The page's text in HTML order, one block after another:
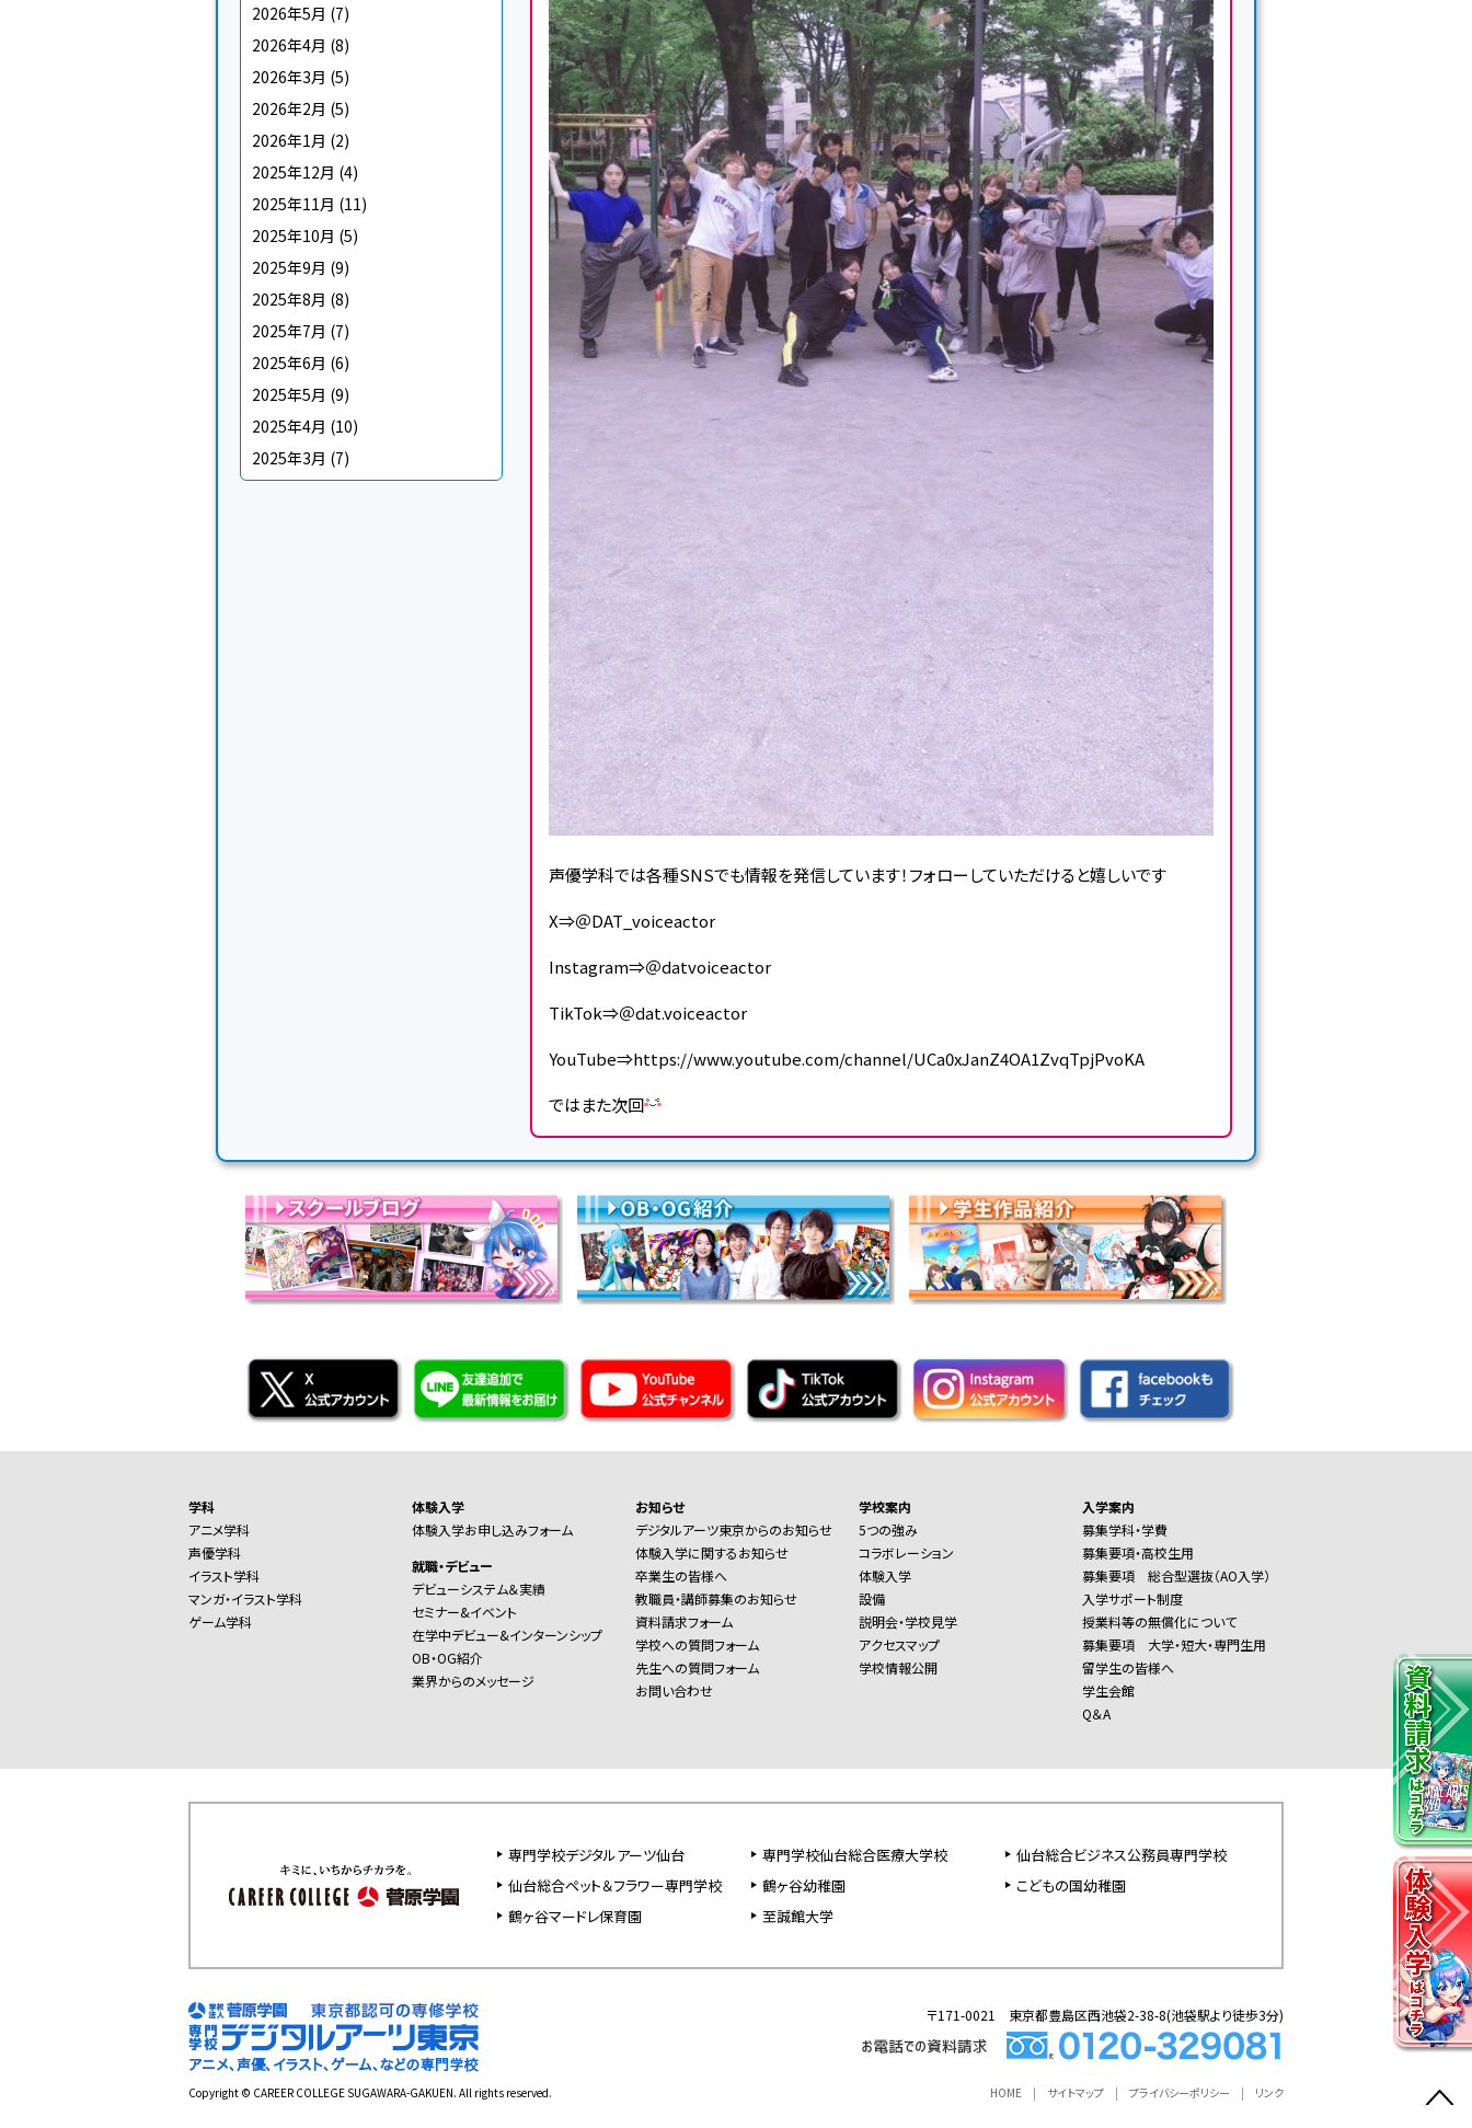
2026年5月 (7)
2026年4月 (8)
2026年3月 (5)
2026年2月 (5)
2026年1月 (2)
2025年12月 (4)
2025年11月 (11)
2025年10月 (5)
2025年9月 (9)
2025年8月 (8)
2025年7月 (7)
2025年6月 (6)
2025年5月 (9)
2025年4月 (10)
2025年3月 (7)
声優学科では各種SNSでも情報を発信しています！フォローしていただけると嬉しいです
X⇒＠DAT_voiceactor
Instagram⇒＠datvoiceactor
TikTok⇒＠dat.voiceactor
YouTube⇒https://www.youtube.com/channel/UCa0xJanZ4OA1ZvqTpjPvoKA
ではまた次回
学科
アニメ学科
声優学科
イラスト学科
マンガ・イラスト学科
ゲーム学科
体験入学
体験入学お申し込みフォーム
就職・デビュー
デビューシステム＆実績
セミナー&イベント
在学中デビュー&インターンシップ
OB・OG紹介
業界からのメッセージ
お知らせ
デジタルアーツ東京からのお知らせ
体験入学に関するお知らせ
卒業生の皆様へ
教職員・講師募集のお知らせ
資料請求フォーム
学校への質問フォーム
先生への質問フォーム
お問い合わせ
学校案内
5つの強み
コラボレーション
体験入学
設備
説明会・学校見学
アクセスマップ
学校情報公開
入学案内
募集学科・学費
募集要項・高校生用
募集要項 総合型選抜（AO入学）
入学サポート制度
授業料等の無償化について
募集要項 大学・短大・専門生用
留学生の皆様へ
学生会館
Q＆A
専門学校デジタルアーツ仙台 専門学校仙台総合医療大学校
仙台総合ビジネス公務員専門学校
仙台総合ペット＆フラワー専門学校
鶴ヶ谷幼稚園
こどもの国幼稚園
鶴ヶ谷マードレ保育園
至誠館大学
〒171-0021 東京都豊島区西池袋2-38-8(池袋駅より徒歩3分)
Copyright © CAREER COLLEGE SUGAWARA-GAKUEN. All rights reserved. HOME サイトマップ プライバシーポリシー リンク